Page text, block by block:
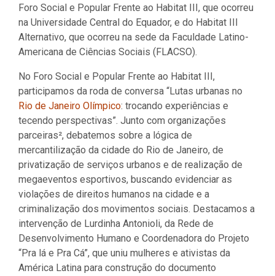
Foro Social e Popular Frente ao Habitat III, que ocorreu
na Universidade Central do Equador, e do Habitat III
Alternativo, que ocorreu na sede da Faculdade Latino-
Americana de Ciências Sociais (FLACSO).
No Foro Social e Popular Frente ao Habitat III,
participamos da roda de conversa “Lutas urbanas no
Rio de Janeiro Olímpico: trocando experiências e
tecendo perspectivas”. Junto com organizações
parceiras², debatemos sobre a lógica de
mercantilização da cidade do Rio de Janeiro, de
privatização de serviços urbanos e de realização de
megaeventos esportivos, buscando evidenciar as
violações de direitos humanos na cidade e a
criminalização dos movimentos sociais. Destacamos a
intervenção de Lurdinha Antonioli, da Rede de
Desenvolvimento Humano e Coordenadora do Projeto
“Pra lá e Pra Cá”, que uniu mulheres e ativistas da
América Latina para construção do documento